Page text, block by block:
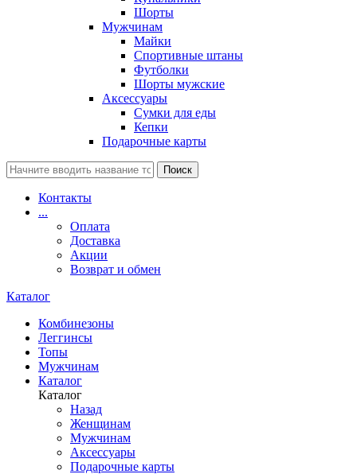
Шорты
Мужчинам
Майки
Спортивные штаны
Футболки
Шорты мужские
Аксессуары
Сумки для еды
Кепки
Подарочные карты
Поиск
Контакты
...
Оплата
Доставка
Акции
Возврат и обмен
Каталог
Комбинезоны
Леггинсы
Топы
Мужчинам
Каталог
Каталог
Назад
Женщинам
Мужчинам
Аксессуары
Подарочные карты